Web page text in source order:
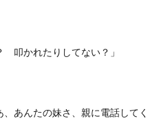
叩かれたりしてない？」
あんたの妹さ、親に電話してく